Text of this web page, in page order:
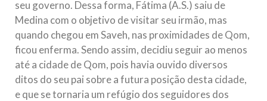
seu governo. Dessa forma, Fátima (A.S.) saiu de
Medina com o objetivo de visitar seu irmão, mas
quando chegou em Saveh, nas proximidades de Qom,
ficou enferma. Sendo assim, decidiu seguir ao menos
até a cidade de Qom, pois havia ouvido diversos
ditos do seu pai sobre a futura posição desta cidade,
e que se tornaria um refúgio dos seguidores dos